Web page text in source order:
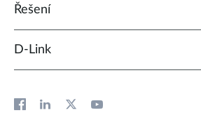
Řešení
D‑Link